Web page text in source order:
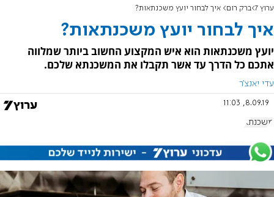
ערוץ 7 ברק רום איך לבחור יועץ משכנתאות?
איך לבחור יועץ משכנתאות?
יועץ משכנתאות הוא איש המקצוע החשוב ביותר שמלווה
אתכם כל הדרך עד אשר תקבלו את המשכנתא שלכם.
עדי יאנצ'ר
8.09.19, 11:03
משכנתא